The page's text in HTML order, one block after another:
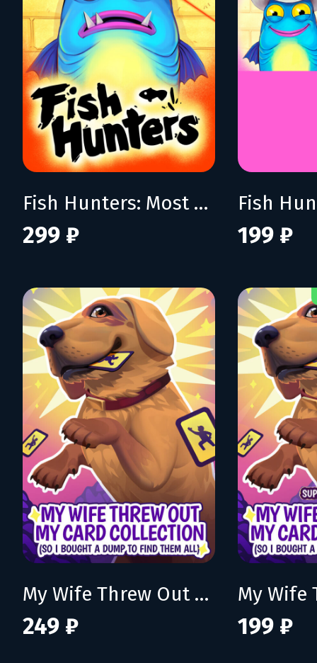
Fish Hunters: Most Lethal Fishing Simulator
299 ₽ 199 ₽
My Wife Threw Out My Card Collection (So I Bought a Dump to Find Them All)
249 ₽ 199 ₽